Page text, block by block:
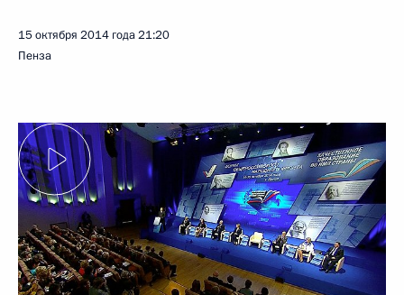
15 октября 2014 года21:20
Пенза